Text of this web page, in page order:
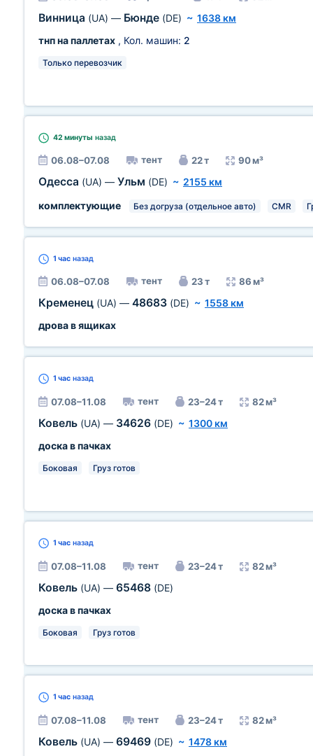
Винница (UA) — Бюнде (DE) ~ 1638 км
тнп на паллетах , Кол. машин: 2
Только перевозчик
42 минуты назад
06.08–07.08 тент 22 т 90 м³
Одесса (UA) — Ульм (DE) ~ 2155 км
комплектующие
Без догруза (отдельное авто) CMR
1 час назад
06.08–07.08 тент 23 т 86 м³
Кременец (UA) — 48683 (DE) ~ 1558 км
дрова в ящиках
1 час назад
07.08–11.08 тент 23–24 т 82 м³
Ковель (UA) — 34626 (DE) ~ 1300 км
доска в пачках
Боковая Груз готов
1 час назад
07.08–11.08 тент 23–24 т 82 м³
Ковель (UA) — 65468 (DE)
доска в пачках
Боковая Груз готов
1 час назад
07.08–11.08 тент 23–24 т 82 м³
Ковель (UA) — 69469 (DE) ~ 1478 км